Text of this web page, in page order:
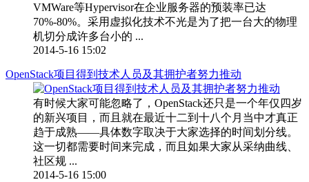
VMWare等Hypervisor在企业服务器的预装率已达
70%-80%。采用虚拟化技术不光是为了把一台大的物理
机切分成许多台小的 ...
2014-5-16 15:02
OpenStack项目得到技术人员及其拥护者努力推动
有时候大家可能忽略了，OpenStack还只是一个年仅四岁
的新兴项目，而且就在最近十二到十八个月当中才真正
趋于成熟——具体数字取决于大家选择的时间划分线。
这一切都需要时间来完成，而且如果大家从采纳曲线、
社区规 ...
2014-5-16 15:00